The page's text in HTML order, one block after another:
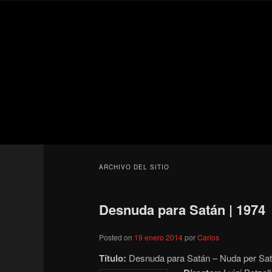
ARCHIVO DEL SITIO
Desnuda para Satán | 1974
Posted on 19 enero 2014porCarlos
Título: Desnuda para Satán – Nuda per